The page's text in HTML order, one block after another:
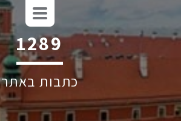
1722
כתבות באתר